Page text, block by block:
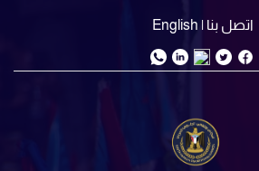
اتصل بنا | English